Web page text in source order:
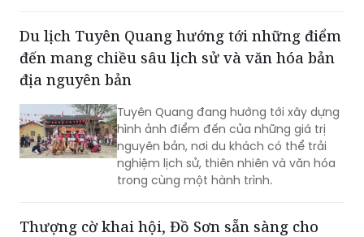
Du lịch Tuyên Quang hướng tới những điểm
đến mang chiều sâu lịch sử và văn hóa bản
địa nguyên bản
Tuyên Quang đang hướng tới xây dựng
hình ảnh điểm đến của những giá trị
nguyên bản, nơi du khách có thể trải
nghiệm lịch sử, thiên nhiên và văn hóa
trong cùng một hành trình.
Thượng cờ khai hội, Đồ Sơn sẵn sàng cho